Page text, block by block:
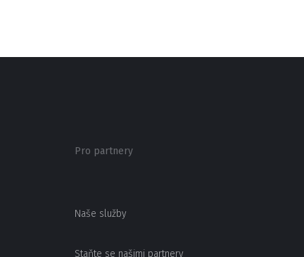
Pro partnery
Naše služby
Staňte se našimi partnery